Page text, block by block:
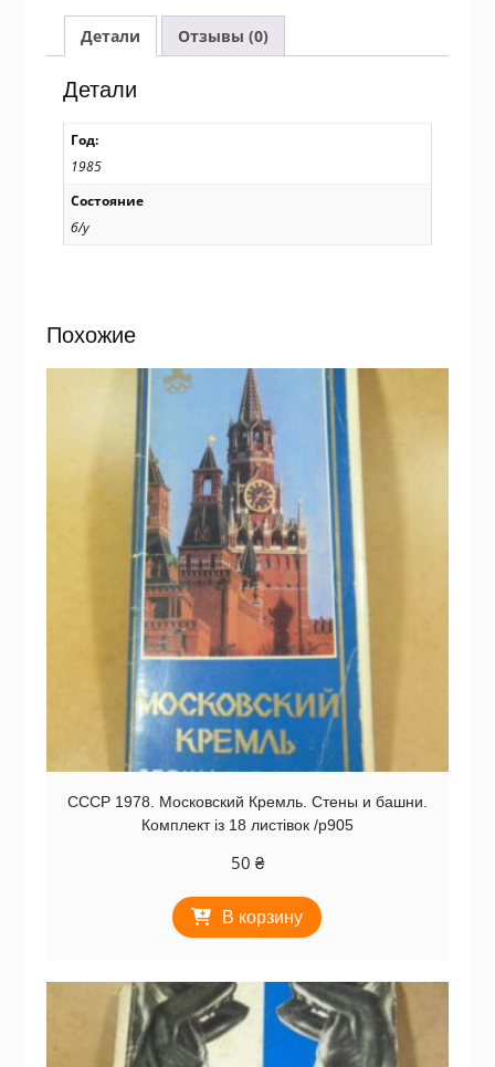
днем
рождения!
Художник
Мерперт
р505
Детали Отзывы (0)
Детали
Год:
1985
Состояние
б/у
Похожие
СССР 1978. Московский Кремль. Стены и башни.
Комплект із 18 листівок /р905
50 ₴
В корзину